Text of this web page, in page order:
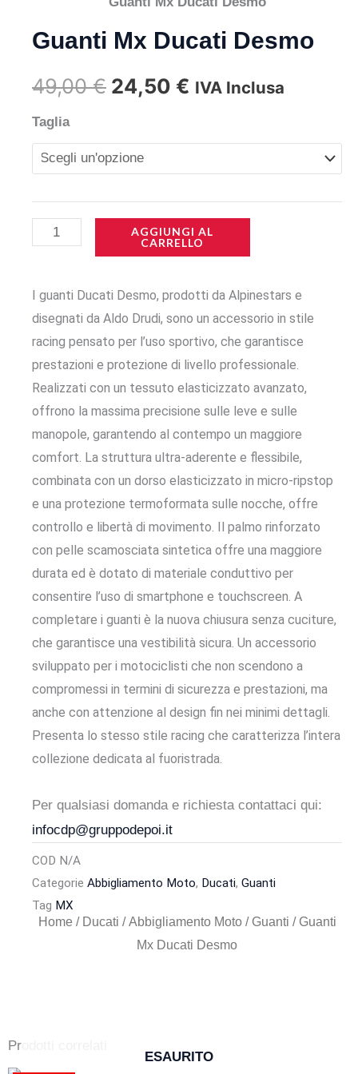
Guanti Mx Ducati Desmo
49,00€ Il
originale
era:
49,00 €.
24,50 € Il
è:
24,50 €.
IVA Inclusa
Taglia
Guanti
Mx
Ducati
quantità
AGGIUNGI AL
CARRELLO
I guanti Ducati Desmo, prodotti da Alpinestars e
disegnati da Aldo Drudi, sono un accessorio in stile
racing pensato per l’uso sportivo, che garantisce
prestazioni e protezione di livello professionale.
Realizzati con un tessuto elasticizzato avanzato,
offrono la massima precisione sulle leve e sulle
manopole, garantendo al contempo un maggiore
comfort. La struttura ultra-aderente e flessibile,
combinata con un dorso elasticizzato in micro-ripstop
e una protezione termoformata sulle nocche, offre
controllo e libertà di movimento. Il palmo rinforzato
con pelle scamosciata sintetica offre una maggiore
durata ed è dotato di materiale conduttivo per
consentire l’uso di smartphone e touchscreen. A
completare i guanti è la nuova chiusura senza cuciture,
che garantisce una vestibilità sicura. Un accessorio
sviluppato per i motociclisti che non scendono a
compromessi in termini di sicurezza e prestazioni, ma
anche con attenzione al design fin nei minimi dettagli.
Presenta lo stesso stile racing che caratterizza l’intera
collezione dedicata al fuoristrada.
Per qualsiasi domanda e richiesta contattaci qui:
infocdp@gruppodepoi.it
COD N/A
Categorie Abbigliamento Moto, Ducati, Guanti
Tag MX
Home / Ducati /Abbigliamento Moto/ Guanti / Guanti
Mx Ducati Desmo
Prodotti correlati
ESAURITO